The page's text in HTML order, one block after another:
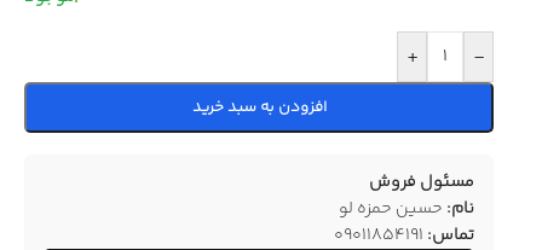
-
+
افزودن به سبد خرید
مسئول فروش
نام: حسین حمزه لو
تماس: 09011854191